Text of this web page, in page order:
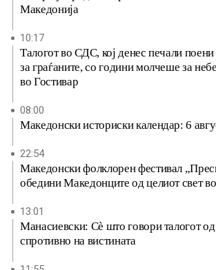
Македонија
10:17
Талогот во СДС, кој денес печали
за граѓаните, со години молчеше за
во Гостивар
08:00
Македонски историски календар: 6
22:54
Македонски фолклорен фестивал
обедини Македонците од целиот свет
13:01
Манасиевски: Сè што говори талогот
спротивно на вистината